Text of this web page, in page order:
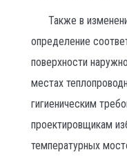
Также в
определение
поверхности
местах
гигиеническим
проектировщикам
температурных